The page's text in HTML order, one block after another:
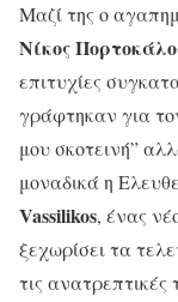
Μαζί της o
Νίκος
επιτυχίες
γράφτηκαν για
μου σκοτεινή”
μοναδικά η
Vassilikos, ένας
ξεχωρίσει τα
τις ανατρεπτικές